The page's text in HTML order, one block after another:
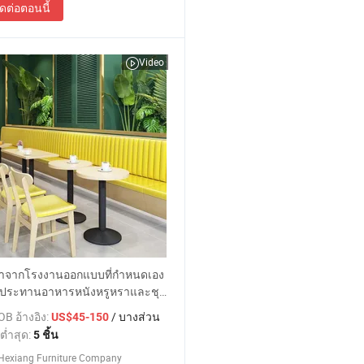
ต่อตอนนี้
Video
จากโรงงานออกแบบที่กำหนดเอง
ระทานอาหารหนังหรูหราและชุด
านอาหารและคาเฟ่
อ้างอิง:US$45-150/ บางส่วน
ำสุด:5 ชิ้น
Furniture Company